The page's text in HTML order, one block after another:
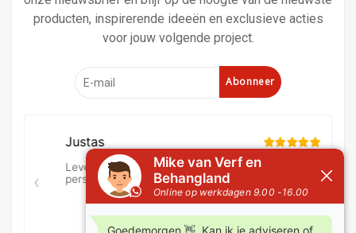
producten, inspirerende ideeën en exclusieve acties
voor jouw volgende project.
Abonneer